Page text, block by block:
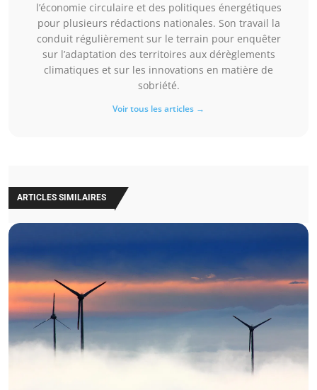
l’économie circulaire et des politiques énergétiques
pour plusieurs rédactions nationales. Son travail la
conduit régulièrement sur le terrain pour enquêter
sur l’adaptation des territoires aux dérèglements
climatiques et sur les innovations en matière de
sobriété.
Voir tous les articles →
ARTICLES SIMILAIRES